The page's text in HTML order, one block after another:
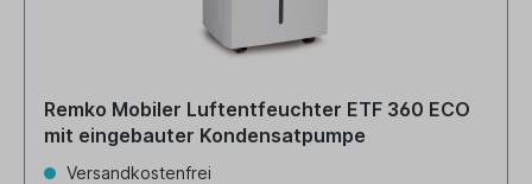
Remko Mobiler Luftentfeuchter ETF 360 ECO
mit eingebauter Kondensatpumpe
Versandkostenfrei